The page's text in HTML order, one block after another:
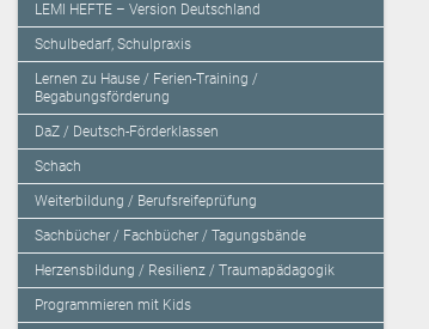
LEMI HEFTE – Version Deutschland
Schulbedarf, Schulpraxis
Lernen zu Hause / Ferien-Training /
Begabungsförderung
DaZ / Deutsch-Förderklassen
Schach
Weiterbildung / Berufsreifeprüfung
Sachbücher / Fachbücher / Tagungsbände
Herzensbildung / Resilienz / Traumapädagogik
Programmieren mit Kids